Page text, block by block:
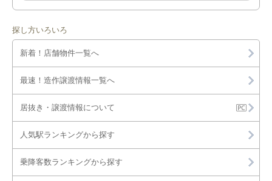
探し方いろいろ
新着！店舗物件一覧へ
最速！造作譲渡情報一覧へ
居抜き・譲渡情報について
人気駅ランキングから探す
乗降客数ランキングから探す